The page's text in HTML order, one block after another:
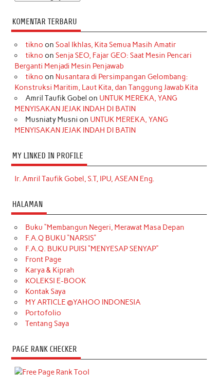
KOMENTAR TERBARU
tikno on Soal Ikhlas, Kita Semua Masih Amatir
tikno on Senja SEO, Fajar GEO: Saat Mesin Pencari
Berganti Menjadi Mesin Penjawab
tikno on Nusantara di Persimpangan Gelombang:
Konstruksi Maritim, Laut Kita, dan Tanggung Jawab Kita
Amril Taufik Gobel on UNTUK MEREKA, YANG
MENYISAKAN JEJAK INDAH DI BATIN
Musniaty Musni on UNTUK MEREKA, YANG
MENYISAKAN JEJAK INDAH DI BATIN
MY LINKED IN PROFILE
Ir. Amril Taufik Gobel, S.T, IPU, ASEAN Eng.
HALAMAN
Buku “Membangun Negeri, Merawat Masa Depan
F.A.Q BUKU “NARSIS”
F.A.Q. BUKU PUISI “MENYESAP SENYAP”
Front Page
Karya & Kiprah
KOLEKSI E-BOOK
Kontak Saya
MY ARTICLE @YAHOO INDONESIA
Portofolio
Tentang Saya
PAGE RANK CHECKER